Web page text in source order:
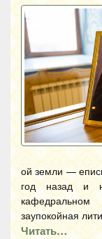
ой земли —
год назад и
заупокойная
Читать…